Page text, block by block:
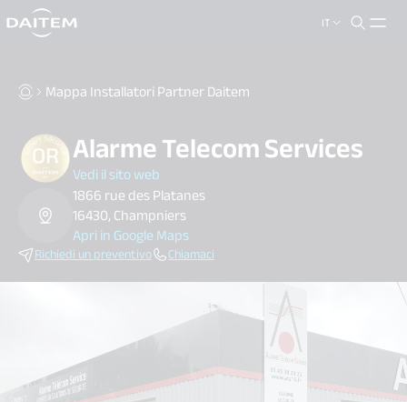
IT
search.label
Mappa Installatori Partner Daitem
Alarme Telecom Services
Vedi il sito web
1866 rue des Platanes
16430, Champniers
Apri in Google Maps
Richiedi un preventivo Chiamaci